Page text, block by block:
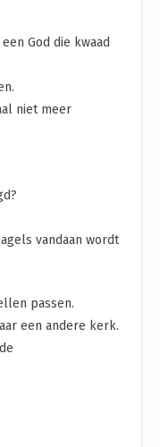
God die kwaad
niet meer
vandaan wordt
passen.
een andere kerk.